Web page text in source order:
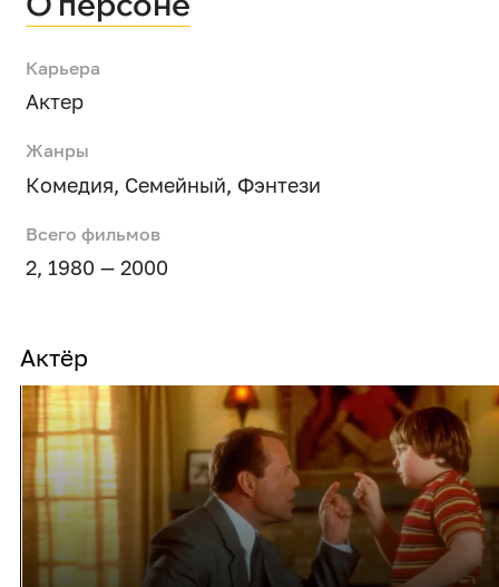
Карьера
Актер
Жанры
Комедия, Семейный, Фэнтези
Всего фильмов
2, 1980 — 2000
Актёр